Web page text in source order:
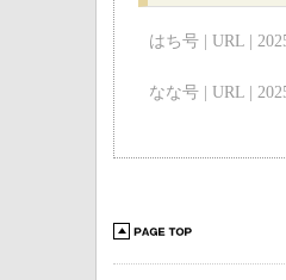
はち号 | URL |
なな号 | URL |